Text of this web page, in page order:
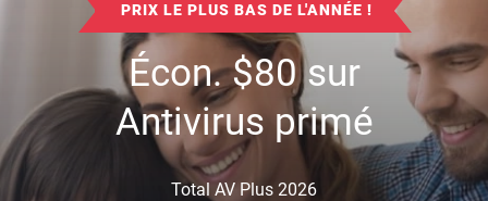
PRIX LE PLUS BAS DE L'ANNÉE !
Écon.$80sur
Antivirus primé
Total AV Plus 2026